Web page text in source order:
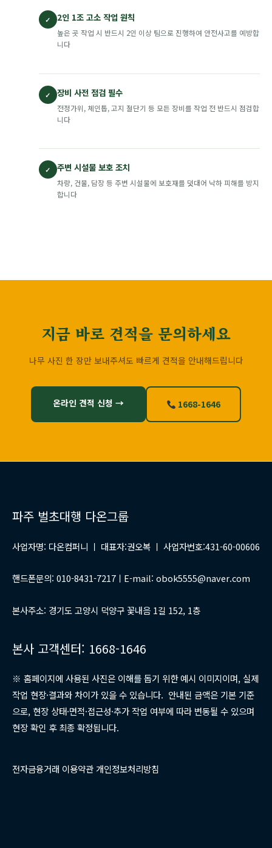
✓ 2인 1조 고소 작업 원칙
높은 곳 작업 시 반드시 2인 이상 팀으로 진행하여 안전사고를 예방합
니다
✓ 장비 사전 점검 필수
전정가위, 체인톱, 고지 절단기 등 모든 장비를 작업 전 반드시 점검합
니다
✓ 주변 시설물 보호 조치
차량, 건물, 담장 등 주변 시설물에 보호재를 덧대어 낙하 피해를 방지
합니다
지금 바로 견적을 문의하세요
나무 사진 한 장만 보내주셔도 빠르게 견적을 안내해드립니다
온라인 견적 신청 → 1668-1646
파주 벌초대행 다온그룹
사업자명: 다온컴퍼니 ㅣ 대표자:권오복 ㅣ 사업자번호:431-60-00606
핸드폰문의: 010-8431-7217ㅣE-mail: obok5555@naver.com
본사주소: 경기도 고양시 덕양구 꽃내음 1길 152, 1층
본사 고객센터: 1668-1646
※ 홈페이지에 사용된 사진은 이해를 돕기 위한 예시 이미지이며, 실제
작업 현장·결과와 차이가 있을 수 있습니다. 안내된 금액은 기본 기준
으로, 현장 상태·면적·접근성·추가 작업 여부에 따라 변동될 수 있으며
현장 확인 후 최종 확정됩니다.
전자금융거래 이용약관 개인정보처리방침